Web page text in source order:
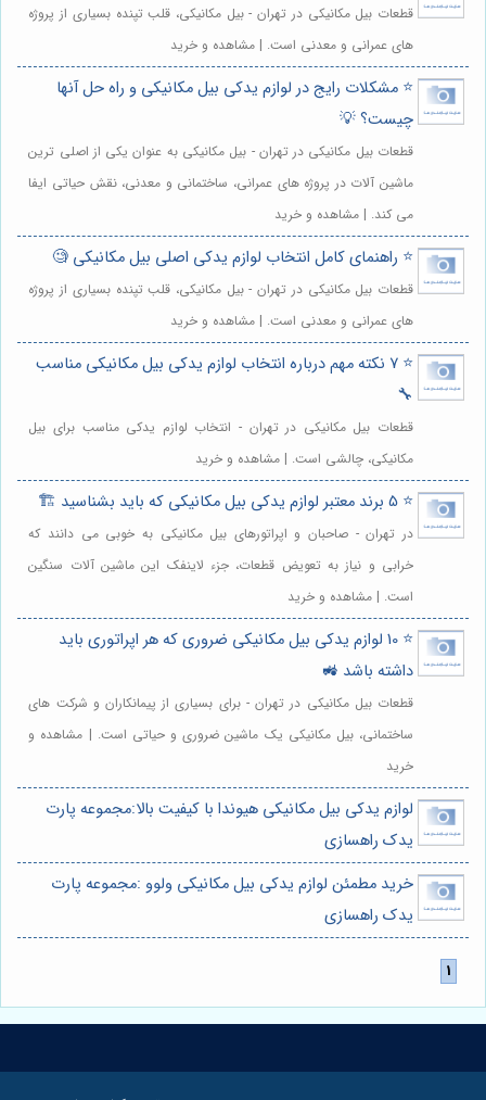
قطعات بیل مکانیکی در تهران - بیل مکانیکی، قلب تپنده بسیاری از پروژه
های عمرانی و معدنی است. | مشاهده و خرید
⭐️ مشکلات رایج در لوازم یدکی بیل مکانیکی و راه حل آنها
چیست؟ 💡
قطعات بیل مکانیکی در تهران - بیل مکانیکی به عنوان یکی از اصلی ترین
ماشین آلات در پروژه های عمرانی، ساختمانی و معدنی، نقش حیاتی ایفا
می کند. | مشاهده و خرید
⭐️ راهنمای کامل انتخاب لوازم یدکی اصلی بیل مکانیکی 🧐
قطعات بیل مکانیکی در تهران - بیل مکانیکی، قلب تپنده بسیاری از پروژه
های عمرانی و معدنی است. | مشاهده و خرید
⭐️ 7 نکته مهم درباره انتخاب لوازم یدکی بیل مکانیکی مناسب
🔧
قطعات بیل مکانیکی در تهران - انتخاب لوازم یدکی مناسب برای بیل
مکانیکی، چالشی است. | مشاهده و خرید
⭐️ 5 برند معتبر لوازم یدکی بیل مکانیکی که باید بشناسید 🏗️
در تهران - صاحبان و اپراتورهای بیل مکانیکی به خوبی می دانند که
خرابی و نیاز به تعویض قطعات، جزء لاینفک این ماشین آلات سنگین
است. | مشاهده و خرید
⭐️ 10 لوازم یدکی بیل مکانیکی ضروری که هر اپراتوری باید
داشته باشد 🚜
قطعات بیل مکانیکی در تهران - برای بسیاری از پیمانکاران و شرکت های
ساختمانی، بیل مکانیکی یک ماشین ضروری و حیاتی است. | مشاهده و
خرید
لوازم یدکی بیل مکانیکی هیوندا با کیفیت بالا:مجموعه پارت
یدک راهسازی
خرید مطمئن لوازم یدکی بیل مکانیکی ولوو :مجموعه پارت
یدک راهسازی